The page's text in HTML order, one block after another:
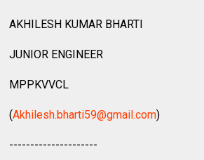
AKHILESH KUMAR BHARTI
JUNIOR ENGINEER
MPPKVVCL
(Akhilesh.bharti59@gmail.com)
---------------------